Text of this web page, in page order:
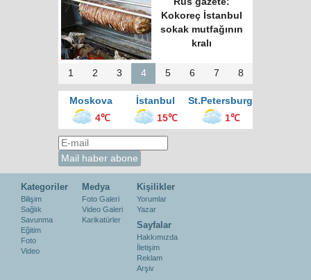
Kokoreç İstanbul
sokak mutfağının
kralı
1 2 3 4 5 6 7 8
Moskova İstanbul
St.Petersburg
4℃
15℃ 1℃
Kategoriler
Bilişim
Sağlık
Savunma
Eğitim
Foto
Video
Medya
Foto Galeri
Video Galeri
Karikatürler
Kişilikler
Yorumlar
Yazar
Sayfalar
Hakkımızda
İletişim
Reklam
Arşiv